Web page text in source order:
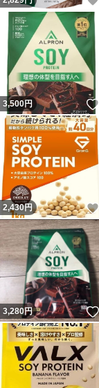
3,500円
2,430円
3,280円